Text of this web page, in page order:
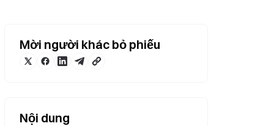
Mời người khác bỏ phiếu
Nội dung